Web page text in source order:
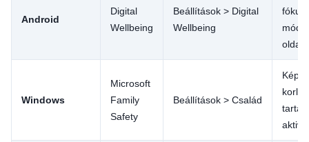
Android
Digital
Wellbeing
Beállítások > Digital
Wellbeing
mód,
Windows
Microsoft
Family
Safety
Beállítások > Család